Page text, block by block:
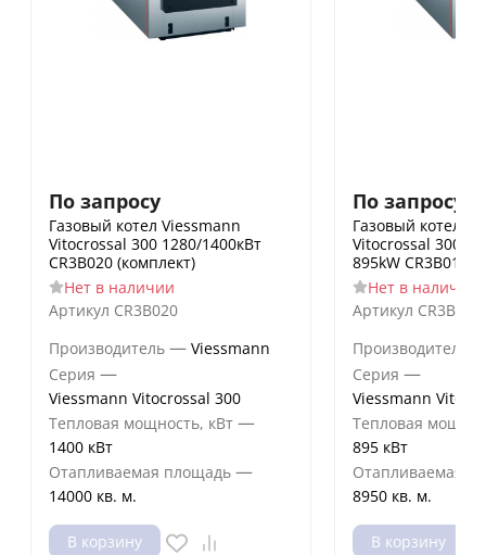
По запросу
Газовый котел Viessmann
Vitocrossal 300 1280/1400кВт
CR3B020 (комплект)
Нет в наличии
Артикул CR3B020
Производитель — Viessmann
Серия —
Viessmann Vitocrossal 300
Тепловая мощность, кВт —
1400 кВт
Отапливаемая площадь —
14000 кв. м.
В корзину
По запросу
Газовый котел
Vitocrossal 300
895kW CR3B014
Нет в наличии
Артикул CR3B014
Производитель
Серия —
Viessmann
Тепловая
895 кВт
Отапливаемая
8950 кв. м.
В корзину